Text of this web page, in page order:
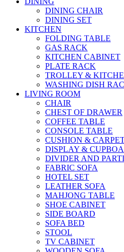
DINING CHAIR
DINING SET
KITCHEN
FOLDING TABLE
GAS RACK
KITCHEN CABINET
PLATE RACK
TROLLEY &
WASHING DISH
LIVING ROOM
CHAIR
CHEST OF DRAWER
COFFEE TABLE
CONSOLE TABLE
CUSHION &
DISPLAY &
DIVIDER AND
FABRIC SOFA
HOTEL SET
LEATHER SOFA
MAHJONG TABLE
SHOE CABINET
SIDE BOARD
SOFA BED
STOOL
TV CABINET